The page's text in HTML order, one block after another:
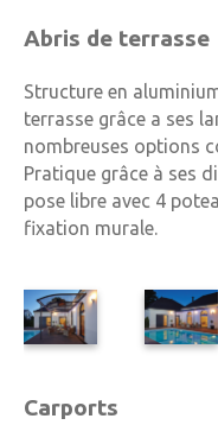
Abris de terrasse
Structure en
terrasse grâce a ses
nombreuses options
Pratique grâce à ses
pose libre avec 4
fixation murale.
Carports